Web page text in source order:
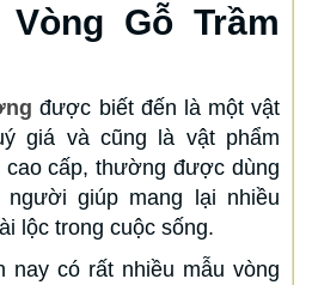
Gỗ Trầm
được biết đến là một vật
giá và cũng là vật phẩm
cao cấp, thường được dùng
giúp mang lại nhiều
lộc trong cuộc sống.
nay có rất nhiều mẫu vòng